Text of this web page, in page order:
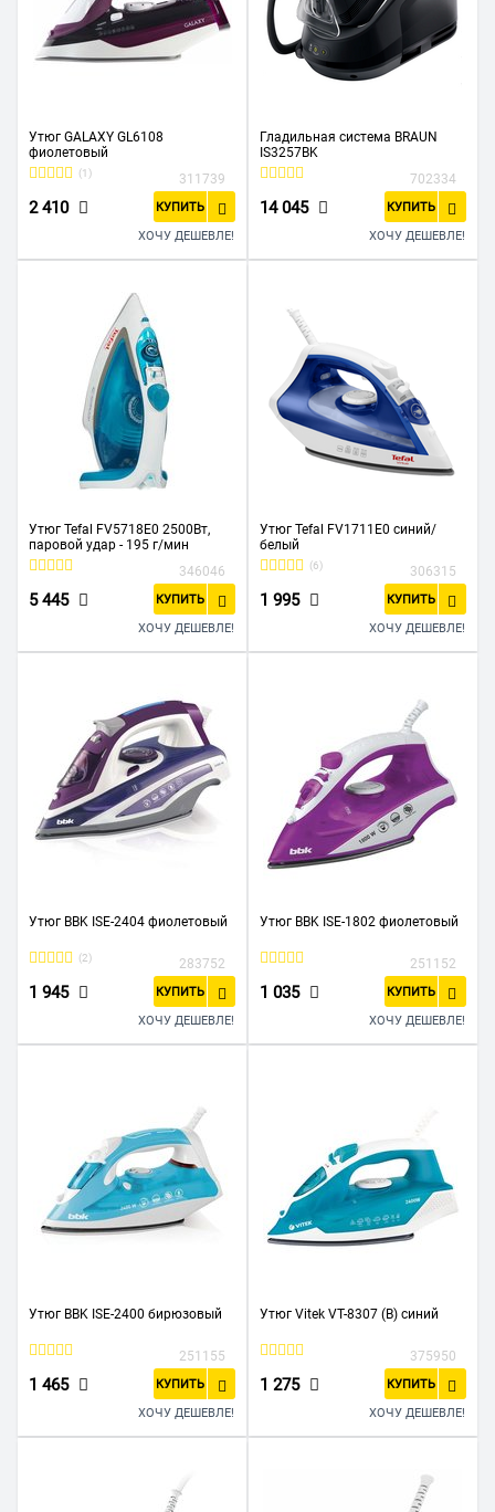
Утюг GALAXY GL6108
фиолетовый
(1) 311739
2 410 КУПИТЬ
ХОЧУ ДЕШЕВЛЕ!
Гладильная система BRAUN
IS3257BK
702334
14 045 КУПИТЬ
ХОЧУ ДЕШЕВЛЕ!
Утюг Tefal FV5718E0 2500Вт,
паровой удар - 195 г/мин
346046
5 445 КУПИТЬ
ХОЧУ ДЕШЕВЛЕ!
Утюг Tefal FV1711E0 синий/
белый
(6) 306315
1 995 КУПИТЬ
ХОЧУ ДЕШЕВЛЕ!
Утюг BBK ISE-2404 фиолетовый
(2) 283752
1 945 КУПИТЬ
ХОЧУ ДЕШЕВЛЕ!
Утюг BBK ISE-1802 фиолетовый
251152
1 035 КУПИТЬ
ХОЧУ ДЕШЕВЛЕ!
Утюг BBK ISE-2400 бирюзовый
251155
1 465 КУПИТЬ
ХОЧУ ДЕШЕВЛЕ!
Утюг Vitek VT-8307 (B) синий
375950
1 275 КУПИТЬ
ХОЧУ ДЕШЕВЛЕ!